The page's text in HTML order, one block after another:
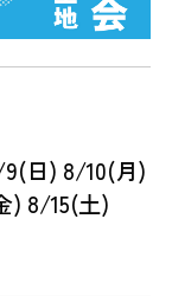
日) 8/10(月)
) 8/15(土)